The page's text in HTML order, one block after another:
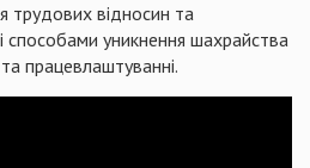
трудових відносин та
способами уникнення шахрайства
працевлаштуванні.